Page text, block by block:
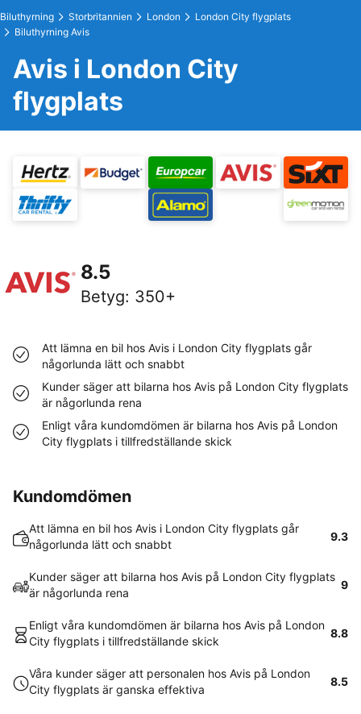
Biluthyrning Storbritannien London
London City flygplats
Biluthyrning Avis
Avis i London City
flygplats
8.5
Betyg: 350+
Att lämna en bil hos Avis i London City flygplats går
någorlunda lätt och snabbt
Kunder säger att bilarna hos Avis på London City flygplats
är någorlunda rena
Enligt våra kundomdömen är bilarna hos Avis på London
City flygplats i tillfredställande skick
Kundomdömen
Att lämna en bil hos Avis i London City flygplats går
någorlunda lätt och snabbt
9.3
Kunder säger att bilarna hos Avis på London City flygplats
är någorlunda rena
9
Enligt våra kundomdömen är bilarna hos Avis på London
City flygplats i tillfredställande skick
8.8
Våra kunder säger att personalen hos Avis på London
City flygplats är ganska effektiva
8.5